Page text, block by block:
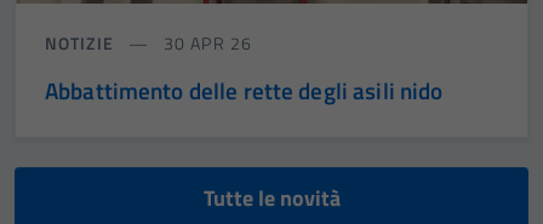
NOTIZIE 30 APR 26
Abbattimento delle rette degli asili nido
Tutte le novità